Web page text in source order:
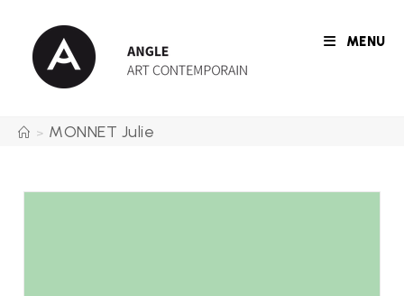
content
MENU
> MONNET Julie